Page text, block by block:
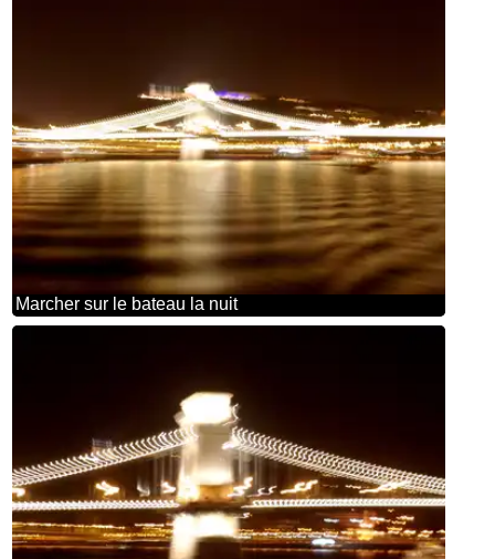
Marcher sur le bateau la nuit